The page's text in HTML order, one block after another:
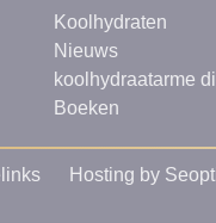
Koolhydraten
Nieuws
koolhydraatarme
Boeken
Hosting by